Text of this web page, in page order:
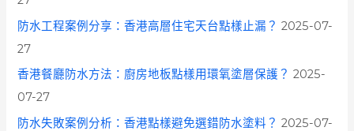
防水工程案例分享：香港高層住宅天台點樣止漏？ 2025-07-
27
香港餐廳防水方法：廚房地板點樣用環氧塗層保護？ 2025-
07-27
防水失敗案例分析：香港點樣避免選錯防水塗料？ 2025-07-